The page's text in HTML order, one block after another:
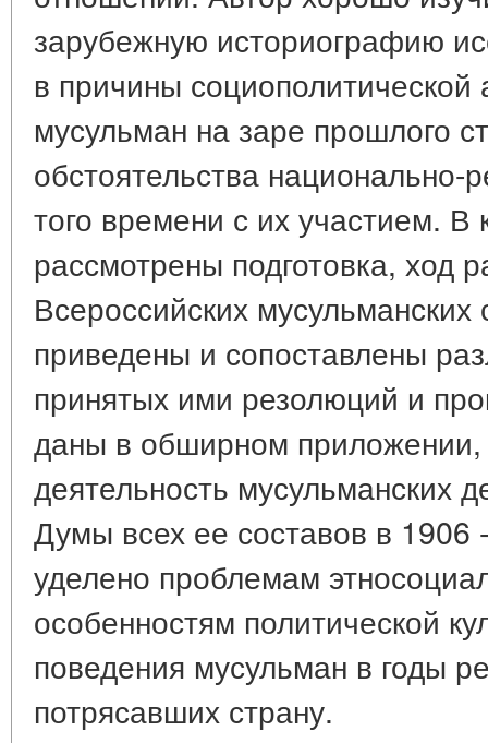
зарубежную историографию
в причины социополитической
мусульман на заре прошлого
обстоятельства национально-
того времени с их участием. В
рассмотрены подготовка, ход
Всероссийских
приведены и сопоставлены
принятых ими резолюций и
даны в обширном приложении,
деятельность мусульманских
Думы всех ее составов в 1906
уделено проблемам
особенностям политической
поведения мусульман в годы
потрясавших страну.